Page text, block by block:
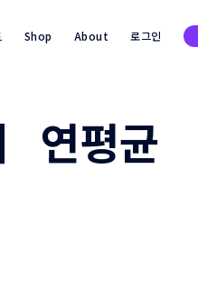
Shop About 로그인
연평균